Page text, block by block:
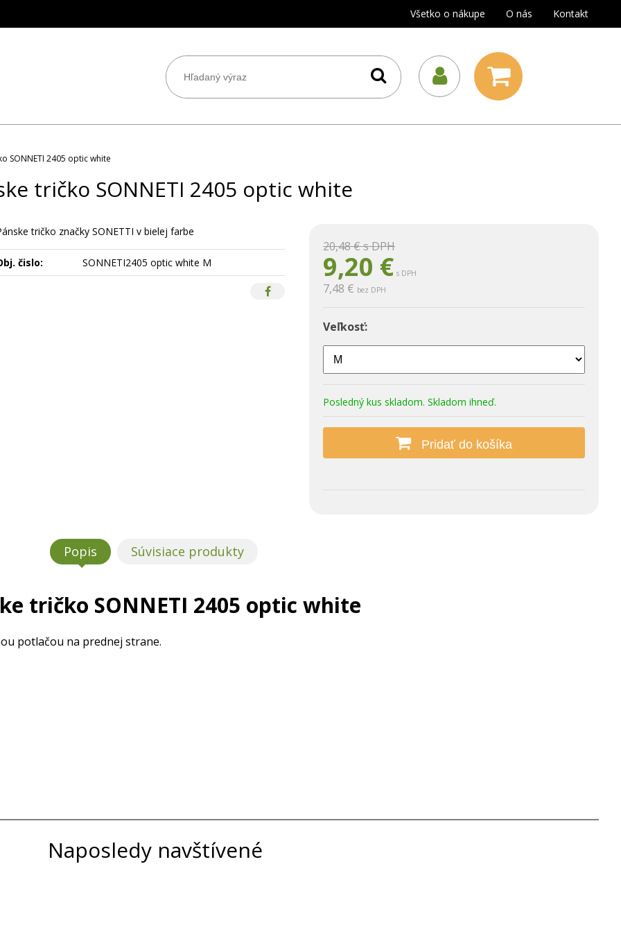
Všetko o nákupe O nás Kontakt
SONNETI 2405 optic white
tričko SONNETI 2405 optic white
20,48 €s DPH
9,20 € s DPH
7,48 € bez DPH
Veľkosť:
Posledný kus skladom. Skladom ihneď.
Pridať do košíka
tričko značky SONETTI v bielej farbe
čislo: SONNETI2405 optic white M
Popis Súvisiace produkty
tričko SONNETI 2405 optic white
potlačou na prednej strane.
Naposledy navštívené